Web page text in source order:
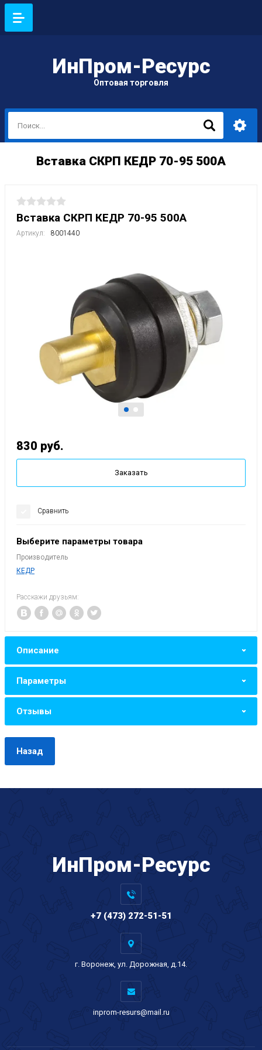
ИнПром-Ресурс
Оптовая торговля
Вставка СКРП КЕДР 70-95 500А
Вставка СКРП КЕДР 70-95 500А
Артикул: 8001440
830 руб.
Заказать
Сравнить
Выберите параметры товара
Производитель
КЕДР
Расскажи друзьям:
Описание
Параметры
Отзывы
Назад
ИнПром-Ресурс
+7 (473) 272-51-51
г. Воронеж, ул. Дорожная, д.14.
inprom-resurs@mail.ru